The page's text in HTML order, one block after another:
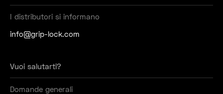
I distributori si informano
info@grip-lock.com
Vuoi salutarti?
Domande generali